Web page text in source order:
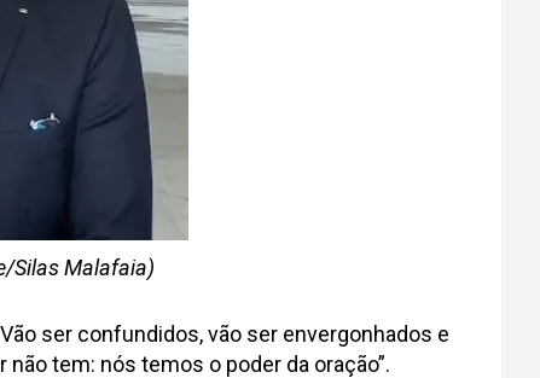
Silas Malafaia)
ser confundidos, vão ser envergonhados e
tem: nós temos o poder da oração”.